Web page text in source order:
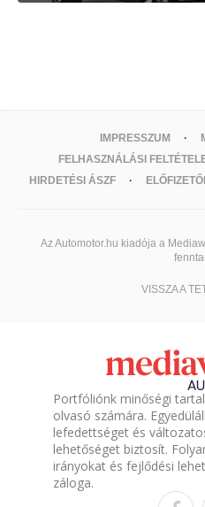
IMPRESSZUM
FELHASZNÁLÁSI
HIRDETÉSI ÁSZF
Az Automotor.hu kiadója a
VISSZA A
Portfóliónk minőségi
olvasó számára.
lefedettséget és
lehetőséget biztosít.
irányokat és fejlődési
záloga.